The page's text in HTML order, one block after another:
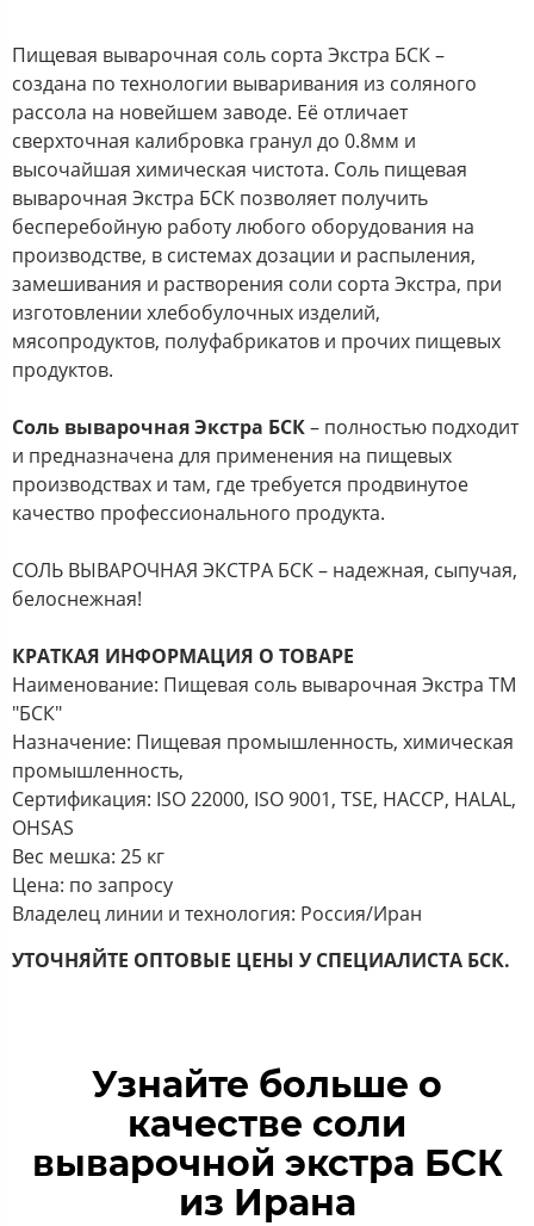
Пищевая выварочная соль сорта Экстра БСК –
создана по технологии вываривания из соляного
рассола на новейшем заводе. Её отличает
сверхточная калибровка гранул до 0.8мм и
высочайшая химическая чистота. Соль пищевая
выварочная Экстра БСК позволяет получить
бесперебойную работу любого оборудования на
производстве, в системах дозации и распыления,
замешивания и растворения соли сорта Экстра, при
изготовлении хлебобулочных изделий,
мясопродуктов, полуфабрикатов и прочих пищевых
продуктов.
Соль выварочная Экстра БСК– полностью подходит
и предназначена для применения на пищевых
производствах и там, где требуется продвинутое
качество профессионального продукта.
СОЛЬ ВЫВАРОЧНАЯ ЭКСТРА БСК – надежная, сыпучая,
белоснежная!
КРАТКАЯ ИНФОРМАЦИЯ О ТОВАРЕ
Наименование: Пищевая соль выварочная Экстра ТМ
"БСК"
Назначение: Пищевая промышленность, химическая
промышленность,
Сертификация: ISO 22000, ISO 9001, TSE, HACCP, HALAL,
OHSAS
Вес мешка: 25 кг
Цена: по запросу
Владелец линии и технология: Россия/Иран
УТОЧНЯЙТЕ ОПТОВЫЕ ЦЕНЫ У СПЕЦИАЛИСТА БСК.
Узнайте больше о
качестве соли
выварочной экстра БСК
из Ирана